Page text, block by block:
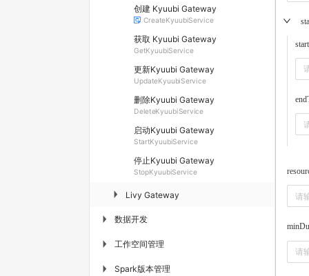
创建 Kyuubi Gateway
CreateKyuubiService
获取 Kyuubi Gateway
GetKyuubiService
更新Kyuubi Gateway
UpdateKyuubiService
删除Kyuubi Gateway
DeleteKyuubiService
启动Kyuubi Gateway
StartKyuubiService
停止Kyuubi Gateway
StopKyuubiService
▶ Livy Gateway
▶ 数据开发
▶ 工作空间管理
▶ Spark版本管理